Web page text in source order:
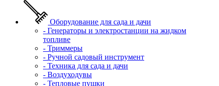
Оборудование для сада и дачи
- Генераторы и электростанции на жидком
топливе
- Триммеры
- Ручной садовый инструмент
- Техника для сада и дачи
- Воздуходувы
- Тепловые пушки